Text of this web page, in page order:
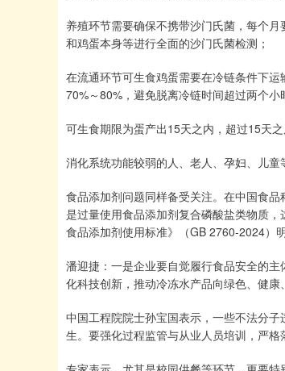
养殖环节需要确保不携带沙门氏菌，每个
和鸡蛋本身等进行全面的沙门氏菌检测；
在流通环节可生食鸡蛋需要在冷链条件下
70%～80%，避免脱离冷链时间超过两个
可生食期限为蛋产出15天之内，超过15天
消化系统功能较弱的人、老人、孕妇、儿童
食品添加剂问题同样备受关注。在中国食
是过量使用食品添加剂复合磷酸盐类物质
食品添加剂使用标准》（GB 2760-2024）
潘迎捷：一是企业要自觉履行食品安全的
化科技创新，推动冷冻水产品向绿色、健康
中国工程院院士孙宝国表示，一些不法分
生。要强化过程监管与从业人员培训，严格